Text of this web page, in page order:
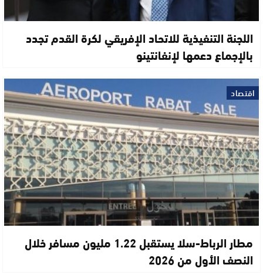
اللجنة التنفيذية للاتحاد الإفريقي لكرة القدم تجدد
بالإجماع دعمها لإنفانتينو
اقتصاد
مطار الرباط-سلا يستقبل 1.22 مليون مسافر خلال
النصف الأول من 2026